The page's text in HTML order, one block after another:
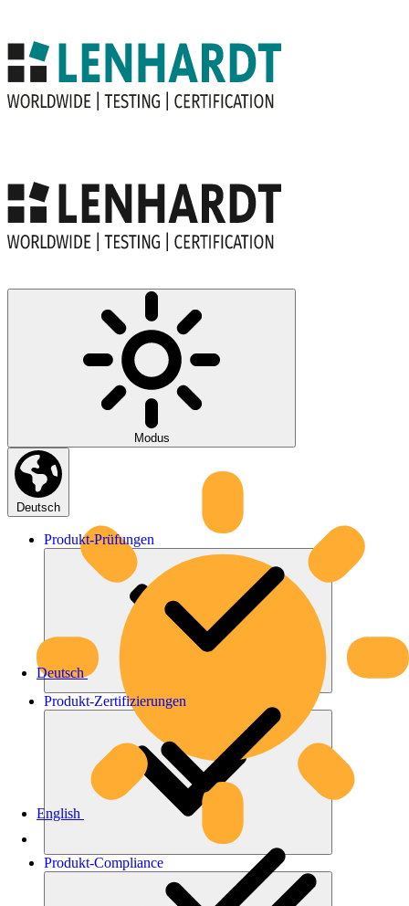
Modus
Deutsch
Deutsch
English
Produkt-Prüfungen
Produkt-Zertifizierungen
Produkt-Compliance